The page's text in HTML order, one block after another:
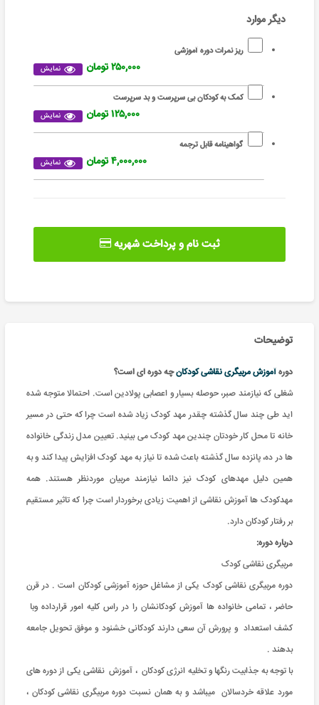
دیگر موارد
ریز نمرات دوره آموزشی
نمایش ۲۵۰,۰۰۰ تومان
کمک به کودکان بی سرپرست و بد سرپرست
نمایش ۱۲۵,۰۰۰ تومان
گواهینامه قابل ترجمه
نمایش ۴,۰۰۰,۰۰۰ تومان
ثبت نام و پرداخت شهریه
توضیحات
دورهآموزش مربیگری نقاشی کودکانچه دوره ای است؟
شغلی که نیازمند صبر، حوصله بسیار و اعصابی پولادین است. احتمالا متوجه شده
اید طی چند سال گذشته چقدر مهد کودک زیاد شده است چرا که حتی در مسیر
خانه تا محل کار خودتان چندین مهد کودک می بینید. تعیین مدل زندگی خانواده
ها در ده، پانزده سال گذشته باعث شده تا نیاز به مهد کودک افزایش پیدا کند و به
همین دلیل مهدهای کودک نیز دائما نیازمند مربیان موردنظر هستند. همه
مهدکودک ها آموزش نقاشی از اهمیت زیادی برخوردار است چرا که تاثیر مستقیم
بر رفتار کودکان دارد.
درباره دوره:
مربیگری نقاشی کودک
دوره مربیگری نقاشی کودک یکی از مشاغل حوزه آموزشی کودکان است . در قرن
حاضر ، تمامی خانواده ها آموزش کودکانشان را در راس کلیه امور قرارداده وبا
کشف استعداد و پرورش آن سعی دارند کودکانی خشنود و موفق تحویل جامعه
بدهند .
با توجه به جذابیت رنگها و تخلیه انرژی کودکان ، آموزش نقاشی یکی از دوره های
مورد علاقه خردسالان میباشد و به همان نسبت دوره مربیگری نقاشی کودکان ،